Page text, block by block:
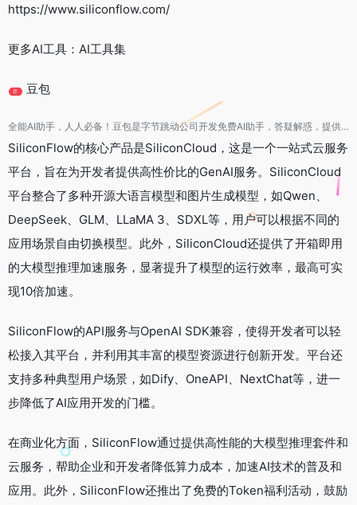
https://www.siliconflow.com/
更多AI工具：AI工具集
荐 豆包
全能AI助手，人人必备！豆包是字节跳动公司开发免费AI助手，答疑解惑，提供灵感，辅助创作，豆包AI编程
SiliconFlow的核心产品是SiliconCloud，这是一个一站式云服务
平台，旨在为开发者提供高性价比的GenAI服务。SiliconCloud
平台整合了多种开源大语言模型和图片生成模型，如Qwen、
DeepSeek、GLM、LLaMA 3、SDXL等，用户可以根据不同的
应用场景自由切换模型。此外，SiliconCloud还提供了开箱即用
的大模型推理加速服务，显著提升了模型的运行效率，最高可实
现10倍加速。
SiliconFlow的API服务与OpenAI SDK兼容，使得开发者可以轻
松接入其平台，并利用其丰富的模型资源进行创新开发。平台还
支持多种典型用户场景，如Dify、OneAPI、NextChat等，进一
步降低了AI应用开发的门槛。
在商业化方面，SiliconFlow通过提供高性能的大模型推理套件和
云服务，帮助企业和开发者降低算力成本，加速AI技术的普及和
应用。此外，SiliconFlow还推出了免费的Token福利活动，鼓励